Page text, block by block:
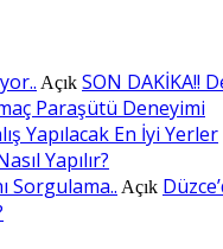
Açık SON DAKİKA!!
Paraşütü Deneyimi
Yapılacak En İyi Yerler
Yapılır?
Sorgulama.. Açık